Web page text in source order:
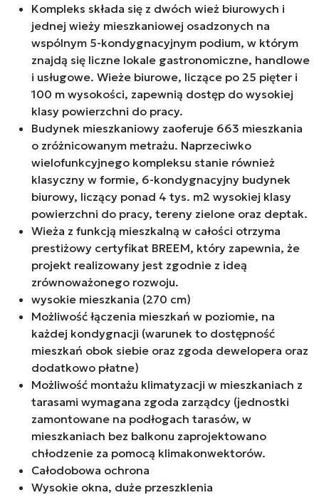
Kompleks składa się z dwóch wież biurowych i
jednej wieży mieszkaniowej osadzonych na
wspólnym 5-kondygnacyjnym podium, w którym
znajdą się liczne lokale gastronomiczne, handlowe
i usługowe. Wieże biurowe, liczące po 25 pięter i
100 m wysokości, zapewnią dostęp do wysokiej
klasy powierzchni do pracy.
Budynek mieszkaniowy zaoferuje 663 mieszkania
o zróżnicowanym metrażu. Naprzeciwko
wielofunkcyjnego kompleksu stanie również
klasyczny w formie, 6-kondygnacyjny budynek
biurowy, liczący ponad 4 tys. m2 wysokiej klasy
powierzchni do pracy, tereny zielone oraz deptak.
Wieża z funkcją mieszkalną w całości otrzyma
prestiżowy certyfikat BREEM, który zapewnia, że
projekt realizowany jest zgodnie z ideą
zrównoważonego rozwoju.
wysokie mieszkania (270 cm)
Możliwość łączenia mieszkań w poziomie, na
każdej kondygnacji (warunek to dostępność
mieszkań obok siebie oraz zgoda dewelopera oraz
dodatkowo płatne)
Możliwość montażu klimatyzacji w mieszkaniach z
tarasami wymagana zgoda zarządcy (jednostki
zamontowane na podłogach tarasów, w
mieszkaniach bez balkonu zaprojektowano
chłodzenie za pomocą klimakonwektorów.
Całodobowa ochrona
Wysokie okna, duże przeszklenia